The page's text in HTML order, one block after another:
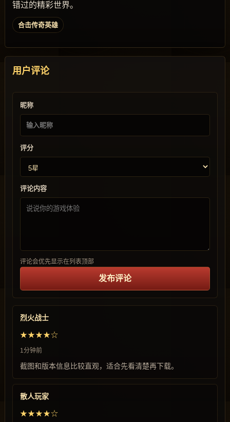
错过的精彩世界。
合击传奇英雄
用户评论
昵称
评分
评论内容
评论会优先显示在列表顶部
发布评论
烈火战士
★★★★☆
1分钟前
截图和版本信息比较直观，适合先看清楚再下载。
散人玩家
★★★★☆